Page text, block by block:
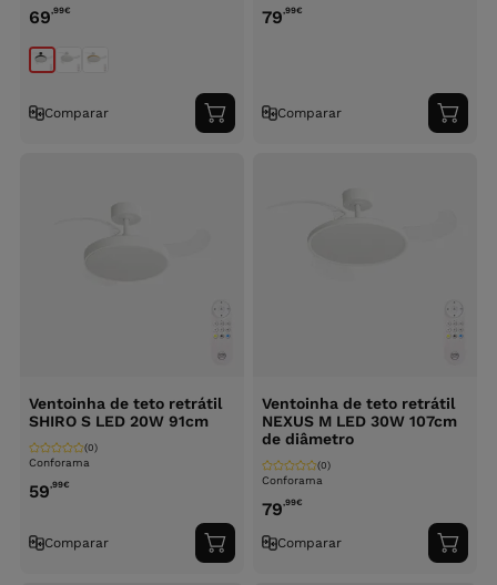
69,99€
Comparar
Adicionar
ao
79,99€
Comparar
ao
Ventoinha de teto retrátil
SHIRO S LED 20W 91cm
Conforama
(0)
59,99€
Comparar
Adicionar
ao
Ventoinha de teto retrátil
NEXUS M LED 30W 107cm
de diâmetro
Conforama
(0)
79,99€
Comparar
ao